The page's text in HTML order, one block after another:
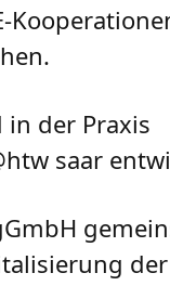
der Praxis
saar
der